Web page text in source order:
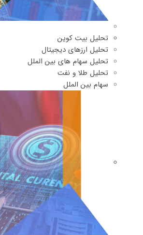
تحلیل بیت کوین
تحلیل ارزهای دیجیتال
تحلیل سهام های بین الملل
تحلیل طلا و نفت
سهام بین الملل